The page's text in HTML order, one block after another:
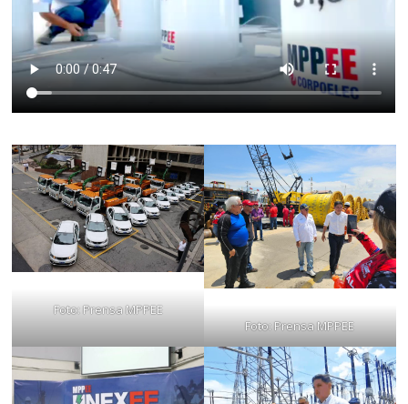
Foto: Prensa MPPEE
Foto: Prensa MPPEE